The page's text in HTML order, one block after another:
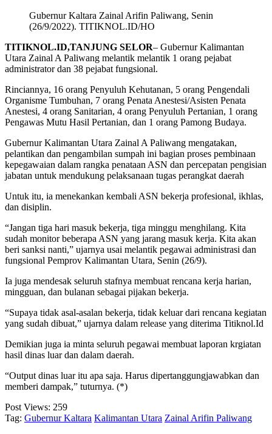
Gubernur Kaltara Zainal Arifin Paliwang, Senin
(26/9/2022). TITIKNOL.ID/HO
TITIKNOL.ID,TANJUNG SELOR– Gubernur Kalimantan
Utara Zainal A Paliwang melantik melantik 1 orang pejabat
administrator dan 38 pejabat fungsional.
Rinciannya, 16 orang Penyuluh Kehutanan, 5 orang Pengendali
Organisme Tumbuhan, 7 orang Penata Anestesi/Asisten Penata
Anestesi, 4 orang Sanitarian, 4 orang Penyuluh Pertanian, 1 orang
Pengawas Mutu Hasil Pertanian, dan 1 orang Pamong Budaya.
Gubernur Kalimantan Utara Zainal A Paliwang mengatakan,
pelantikan dan pengambilan sumpah ini bagian proses pembinaan
kepegawaian dalam rangka penataan ASN dan percepatan pengisian
jabatan untuk mendukung pelaksanaan tugas perangkat daerah
Untuk itu, ia menekankan kembali ASN bekerja profesional, ikhlas,
dan disiplin.
“Jangan tiga hari masuk bekerja, tiga minggu menghilang. Kita
sudah monitor beberapa ASN yang jarang masuk kerja. Kita akan
beri sanksi nanti,” ujarnya usai melantik pegawai administrasi dan
fungsional Pemprov Kalimantan Utara, Senin (26/9).
Ia juga mendesak seluruh stafnya membuat rencana kerja harian,
mingguan, dan bulanan sebagai pijakan bekerja.
“Supaya tidak asal-asalan bekerja, tidak keluar dari rencana kegiatan
yang sudah dibuat,” ujarnya dalam release yang diterima Titiknol.Id
Demikian juga ia minta seluruh pegawai membuat laporan krgiatan
hasil dinas luar dan dalam daerah.
“Output dinas luar itu apa saja. Harus dipertanggungjawabkan dan
memberi dampak,” tuturnya. (*)
Post Views: 259
Tag: Gubernur Kaltara Kalimantan Utara Zainal Arifin Paliwang